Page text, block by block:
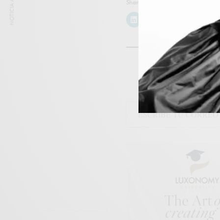
Share/Compártelo
Suscríbete y